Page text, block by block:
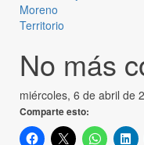
Moreno
Territorio
No más
miércoles, 6 de abril de
Comparte esto: